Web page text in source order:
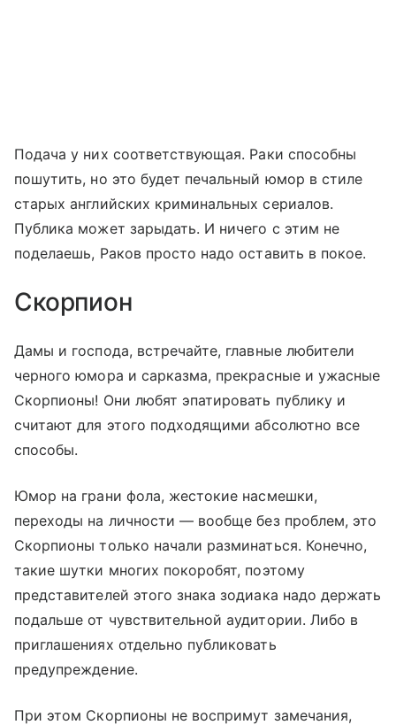
Подача у них соответствующая. Раки способны
пошутить, но это будет печальный юмор в стиле
старых английских криминальных сериалов.
Публика может зарыдать. И ничего с этим не
поделаешь, Раков просто надо оставить в покое.
Скорпион
Дамы и господа, встречайте, главные любители
черного юмора и сарказма, прекрасные и ужасные
Скорпионы! Они любят эпатировать публику и
считают для этого подходящими абсолютно все
способы.
Юмор на грани фола, жестокие насмешки,
переходы на личности — вообще без проблем, это
Скорпионы только начали разминаться. Конечно,
такие шутки многих покоробят, поэтому
представителей этого знака зодиака надо держать
подальше от чувствительной аудитории. Либо в
приглашениях отдельно публиковать
предупреждение.
При этом Скорпионы не воспримут замечания,